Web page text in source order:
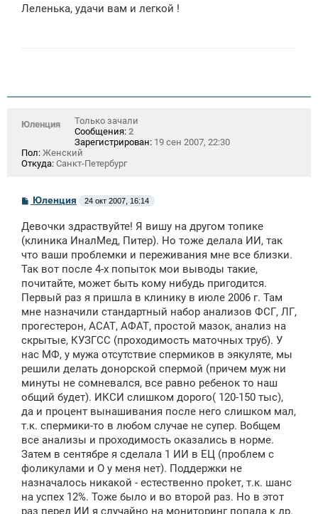
б
Леленька, удачи вам и легкой !
Юленция
Только зачали
Сообщения: 2
Зарегистрирован: 19 сен 2007, 22:30
Пол: Женский
Откуда: Санкт-Петербург
С
б
щ
н
и
Юленция 24 окт 2007, 16:14
Девочки здраствуйте! Я вишу на другом топике
(клиника ИналМед, Питер). Но тоже делала ИИ, так
что ваши проблемки и переживания мне все близки.
Так вот после 4-х попыток мои выводы такие,
почитайте, может быть кому нибудь пригодится.
Первый раз я пришла в клинику в июле 2006 г. Там
мне назначили стандартный набор анализов ФСГ, ЛГ,
прогестерон, АСАТ, АФАТ, простой мазок, анализ на
скрытые, КУЗГСС (проходимость маточных труб). У
нас МФ, у мужа отсутствие спермиков в эякуляте, мы
решили делать донорской спермой (причем муж ни
минуты не сомневался, все равно ребенок то наш
общий будет). ИКСИ слишком дорого( 120-150 тыс),
да и процент вынашивания после него слишком мал,
т.к. спермики-то в любом случае не супер. Вобщем
все анализы и проходимость оказались в норме.
Затем в сентябре я сделала 1 ИИ в ЕЦ (проблем с
фоликулами и О у меня нет). Поддержки не
назначалось никакой - естественно проkет, т.к. шанс
на успех 12%. Тоже было и во второй раз. Но в этот
раз перед ИИ я случайно на мониторинг попала к др.